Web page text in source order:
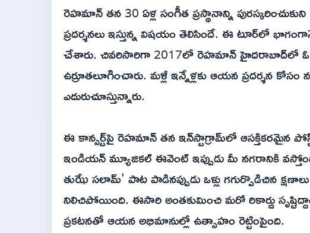
రెహమాన్ తన 30 ఏళ్ల సంగీత ప్రస్థానాన్ని
ప్రదర్శనలు ఇస్తున్న విషయం తెలిసిందే. ఈ టూర్‌లో
చేశారు. చివరిసారిగా 2017లో రెహమాన్ హైదరాబాద్‌లో ఓ
ఉర్రూతలూగించారు. మళ్లీ ఇన్నేళ్లకు ఆయన ప్రదర్శన
ఎదురుచూస్తున్నారు.
ఈ కాన్సర్ట్‌పై రెహమాన్ తన ఇన్‌స్టాగ్రామ్‌లో ఆసక్తికరమైన
ఇండియన్ మ్యూజికల్ ఈవెంట్ ఇప్పుడు మీ నగరానికి
తుఝే సలామ్' పాట పాడినప్పుడు ఒళ్లు గగుర్పొడిచిన
నిలిచిపోయింది. ఈసారి అంతకుమించి మరో రికార్డు
ప్రకటనతో ఆయన అభిమానుల్లో ఉత్సాహం రెట్టింపైంది.